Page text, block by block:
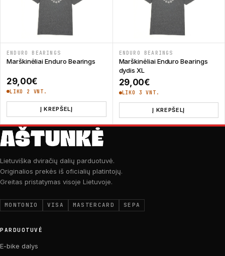
ENDURO BEARINGS
Marškinėliai Enduro Bearings
29,00€
LIKO 2 VNT.
Į KREPŠELĮ
ENDURO BEARINGS
Marškinėliai Enduro Bearings
dydis XL
29,00€
LIKO 3 VNT.
Į KREPŠELĮ
Lietuviška dviračių dalių parduotuvė.
Originalios prekės iš oficialių platintojų.
Greitas pristatymas visoje Lietuvoje.
MONTONIO VISA MASTERCARD SEPA
PARDUOTUVĖ
E-bike dalys